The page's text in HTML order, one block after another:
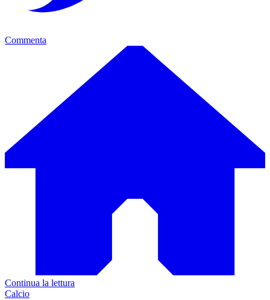
Commenta
Continua la lettura
Calcio